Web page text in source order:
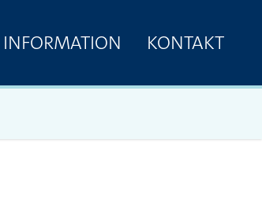
INFORMATION KONTAKT